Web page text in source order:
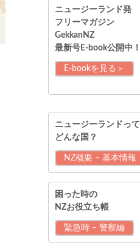
ニュージーランド発
フリーマガジン
GekkanNZ
最新号E-book公開中！
E-bookを見る＞
ニュージーランドって
どんな国？
NZ概要 – 基本情報
困った時の
NZお役立ち帳
緊急時 – 警察編